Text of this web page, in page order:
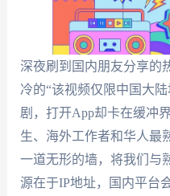
深夜刷到国内朋友分享的
冷的“该视频仅限中国大
剧，打开App却卡在缓冲
生、海外工作者和华人最
一道无形的墙，将我们与
源在于IP地址，国内平台